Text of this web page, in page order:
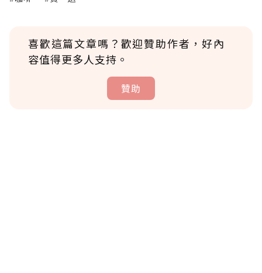
喜歡這篇文章嗎？歡迎贊助作者，好內
容值得更多人支持。
贊助